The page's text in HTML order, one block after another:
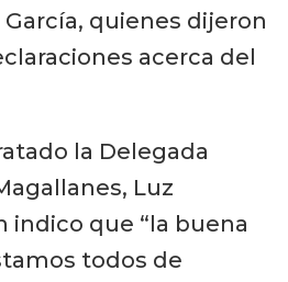
quienes dijeron
acerca del
la Delegada
Luz
indico que “la buena
todos de